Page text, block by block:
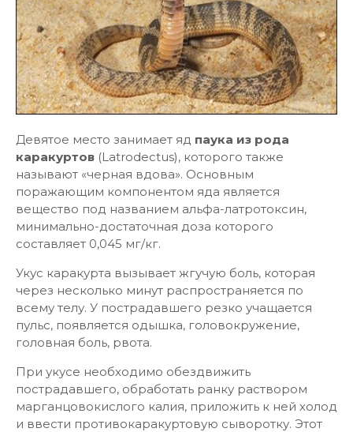
Девятое место занимает яд паука из рода
каракуртов (Latrodectus), которого также
называют «черная вдова». Основным
поражающим компонентом яда является
вещество под названием альфа-латротоксин,
минимально-достаточная доза которого
составляет 0,045 мг/кг.
Укус каракурта вызывает жгучую боль, которая
через несколько минут распространяется по
всему телу. У пострадавшего резко учащается
пульс, появляется одышка, головокружение,
головная боль, рвота.
При укусе необходимо обездвижить
пострадавшего, обработать ранку раствором
марганцовокислого калия, приложить к ней холод
и ввести противокаракуртовую сыворотку. Этот